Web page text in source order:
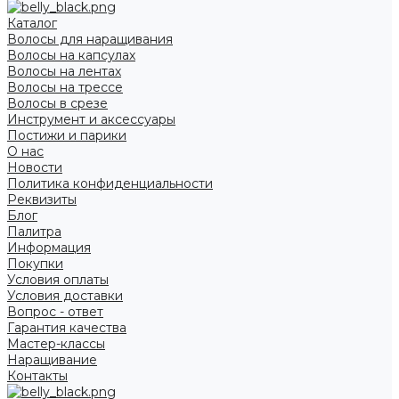
Каталог
Волосы для наращивания
Волосы на капсулах
Волосы на лентах
Волосы на трессе
Волосы в срезе
Инструмент и аксессуары
Постижи и парики
О нас
Новости
Политика конфиденциальности
Реквизиты
Блог
Палитра
Информация
Покупки
Условия оплаты
Условия доставки
Вопрос - ответ
Гарантия качества
Мастер-классы
Наращивание
Контакты